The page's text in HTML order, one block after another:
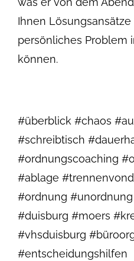
Ihnen Lösungsansätze
persönliches Problem
können.
#überblick #chaos
#schreibtisch
#ordnungscoaching
#ablage
#ordnung
#duisburg #moers
#vhsduisburg
#entscheidungshilfen